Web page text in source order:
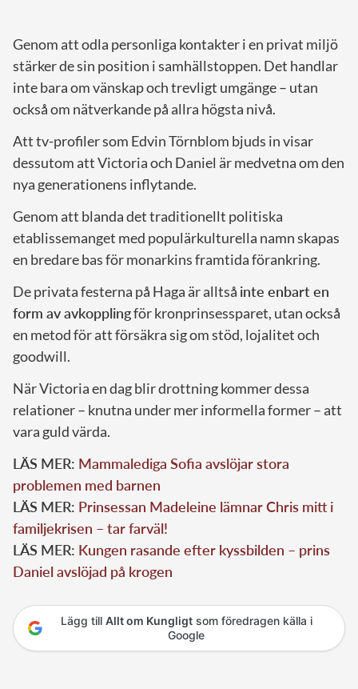
Genom att odla personliga kontakter i en privat miljö
stärker de sin position i samhällstoppen. Det handlar
inte bara om vänskap och trevligt umgänge – utan
också om nätverkande på allra högsta nivå.
Att tv-profiler som Edvin Törnblom bjuds in visar
dessutom att Victoria och Daniel är medvetna om den
nya generationens inflytande.
Genom att blanda det traditionellt politiska
etablissemanget med populärkulturella namn skapas
en bredare bas för monarkins framtida förankring.
De privata festerna på Haga är alltså inte enbart en
form av avkopplingför kronprinsessparet, utan också
en metod för att försäkra sig om stöd, lojalitet och
goodwill.
När Victoria en dag blir drottning kommer dessa
relationer – knutna under mer informella former – att
vara guld värda.
LÄS MER: Mammalediga Sofia avslöjar stora
problemen med barnen
LÄS MER: Prinsessan Madeleine lämnar Chris mitt i
familjekrisen – tar farväl!
LÄS MER: Kungen rasande efter kyssbilden – prins
Daniel avslöjad på krogen
Lägg till Allt om Kungligtsom föredragen källa i
Google